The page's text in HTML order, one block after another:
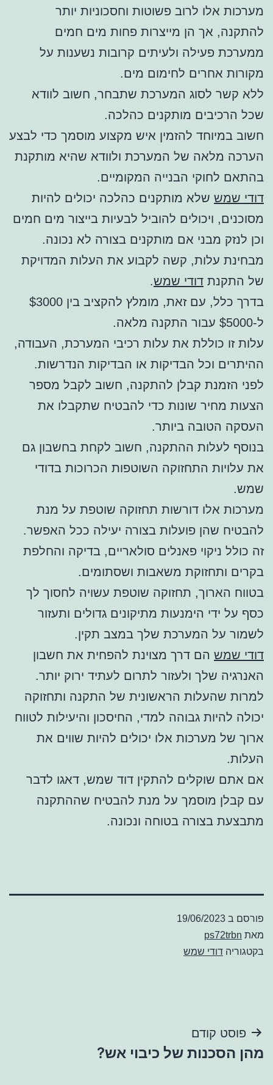
מערכות אלו לרוב פשוטות וחסכוניות יותר
להתקנה, אך הן מייצרות פחות מים חמים
ממערכת פעילה ולעיתים קרובות נשענות על
מקורות אחרים לחימום מים.
ללא קשר לסוג המערכת שתבחר, חשוב לוודא
שכל הרכיבים מותקנים כהלכה.
חשוב במיוחד להזמין איש מקצוע מוסמך כדי לבצע
הערכה מלאה של המערכת ולוודא שהיא מותקנת
בהתאם לחוקי הבנייה המקומיים.
דודי שמש שלא מותקנים כהלכה יכולים להיות
מסוכנים, ויכולים להוביל לבעיות בייצור מים חמים
וכן לנזק מבני אם מותקנים בצורה לא נכונה.
מבחינת עלות, קשה לקבוע את העלות המדויקת
של התקנת דודי שמש.
בדרך כלל, עם זאת, מומלץ להקציב בין $3000
ל-$5000 עבור התקנה מלאה.
עלות זו כוללת את עלות רכיבי המערכת, העבודה,
ההיתרים וכל הבדיקות או הבדיקות הנדרשות.
לפני הזמנת קבלן להתקנה, חשוב לקבל מספר
הצעות מחיר שונות כדי להבטיח שתקבלו את
העסקה הטובה ביותר.
בנוסף לעלות ההתקנה, חשוב לקחת בחשבון גם
את עלויות התחזוקה השוטפות הכרוכות בדודי
שמש.
מערכות אלו דורשות תחזוקה שוטפת על מנת
להבטיח שהן פועלות בצורה יעילה ככל האפשר.
זה כולל ניקוי פאנלים סולאריים, בדיקה והחלפת
בקרים ותחזוקת משאבות ושסתומים.
בטווח הארוך, תחזוקה שוטפת עשויה לחסוך לך
כסף על ידי הימנעות מתיקונים גדולים ותעזור
לשמור על המערכת שלך במצב תקין.
דודי שמש הם דרך מצוינת להפחית את חשבון
האנרגיה שלך ולעזור לתרום לעתיד ירוק יותר.
למרות שהעלות הראשונית של התקנה ותחזוקה
יכולה להיות גבוהה למדי, החיסכון והיעילות לטווח
ארוך של מערכות אלו יכולים להיות שווים את
העלות.
אם אתם שוקלים להתקין דוד שמש, דאגו לדבר
עם קבלן מוסמך על מנת להבטיח שההתקנה
מתבצעת בצורה בטוחה ונכונה.
פורסם ב 19/06/2023
מאת ps72trbn
בקטגוריה דודי שמש
ניווט
פוסט קודם
מהן הסכנות של כיבוי אש?